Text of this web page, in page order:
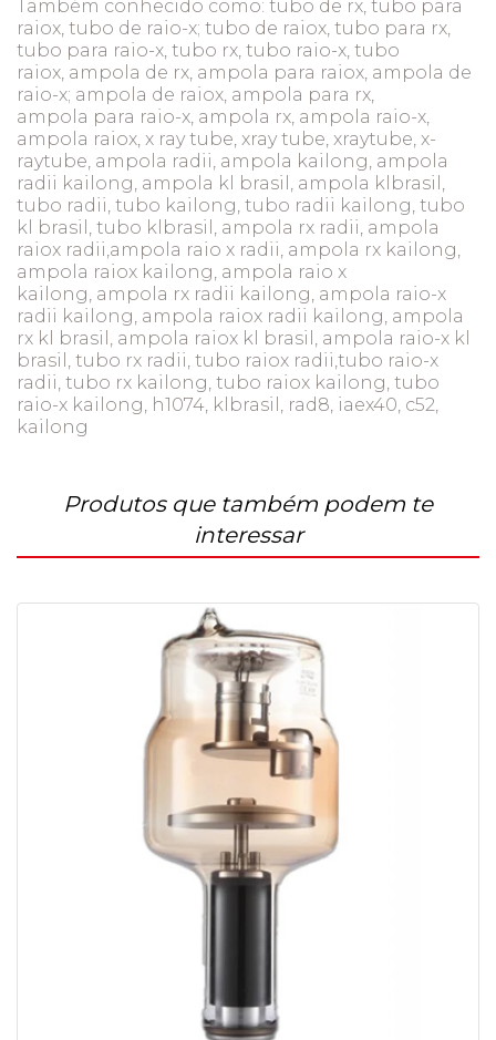
Também conhecido como: tubo de rx, tubo para
raiox, tubo de raio-x; tubo de raiox, tubo para rx,
tubo para raio-x, tubo rx, tubo raio-x, tubo
raiox, ampola de rx, ampola para raiox, ampola de
raio-x; ampola de raiox, ampola para rx,
ampola para raio-x, ampola rx, ampola raio-x,
ampola raiox, x ray tube, xray tube, xraytube, x-
raytube, ampola radii, ampola kailong, ampola
radii kailong, ampola kl brasil, ampola klbrasil,
tubo radii, tubo kailong, tubo radii kailong, tubo
kl brasil, tubo klbrasil, ampola rx radii, ampola
raiox radii,ampola raio x radii, ampola rx kailong,
ampola raiox kailong, ampola raio x
kailong, ampola rx radii kailong, ampola raio-x
radii kailong, ampola raiox radii kailong, ampola
rx kl brasil, ampola raiox kl brasil, ampola raio-x kl
brasil, tubo rx radii, tubo raiox radii,tubo raio-x
radii, tubo rx kailong, tubo raiox kailong, tubo
raio-x kailong, h1074, klbrasil, rad8, iaex40, c52,
kailong
Produtos que também podem te
interessar